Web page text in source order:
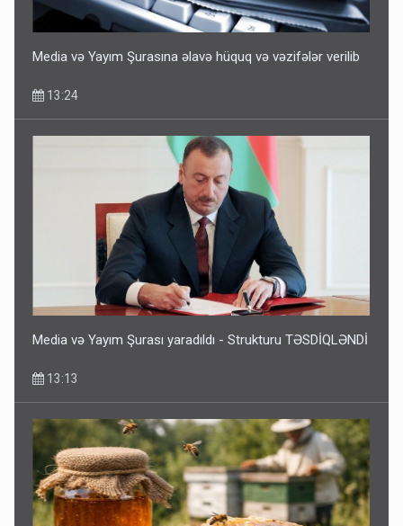
Media və Yayım Şurasına əlavə hüquq və vəzifələr verilib
13:24
Media və Yayım Şurası yaradıldı - Strukturu TƏSDİQLƏNDİ
13:13